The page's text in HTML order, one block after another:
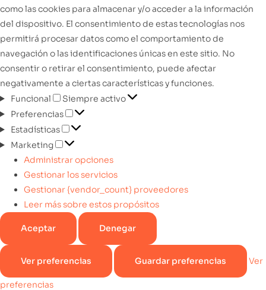
como las cookies para almacenar y/o acceder a la información
del dispositivo. El consentimiento de estas tecnologías nos
permitirá procesar datos como el comportamiento de
navegación o las identificaciones únicas en este sitio. No
consentir o retirar el consentimiento, puede afectar
negativamente a ciertas características y funciones.
Funcional
Siempre activo
Preferencias
Estadísticas
Marketing
Administrar opciones
Gestionar los servicios
Gestionar {vendor_count} proveedores
Leer más sobre estos propósitos
Aceptar Denegar
Ver preferencias Guardar preferencias Ver
preferencias